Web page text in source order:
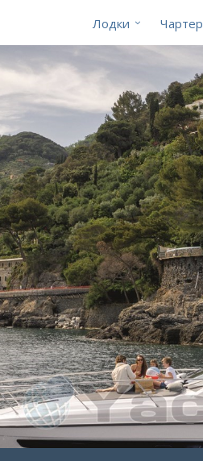
Лодки Чартер